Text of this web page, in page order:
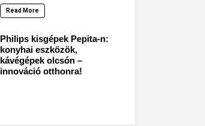
Read More
Philips kisgépek Pepita-n:
konyhai eszközök,
kávégépek olcsón –
innováció otthonra!